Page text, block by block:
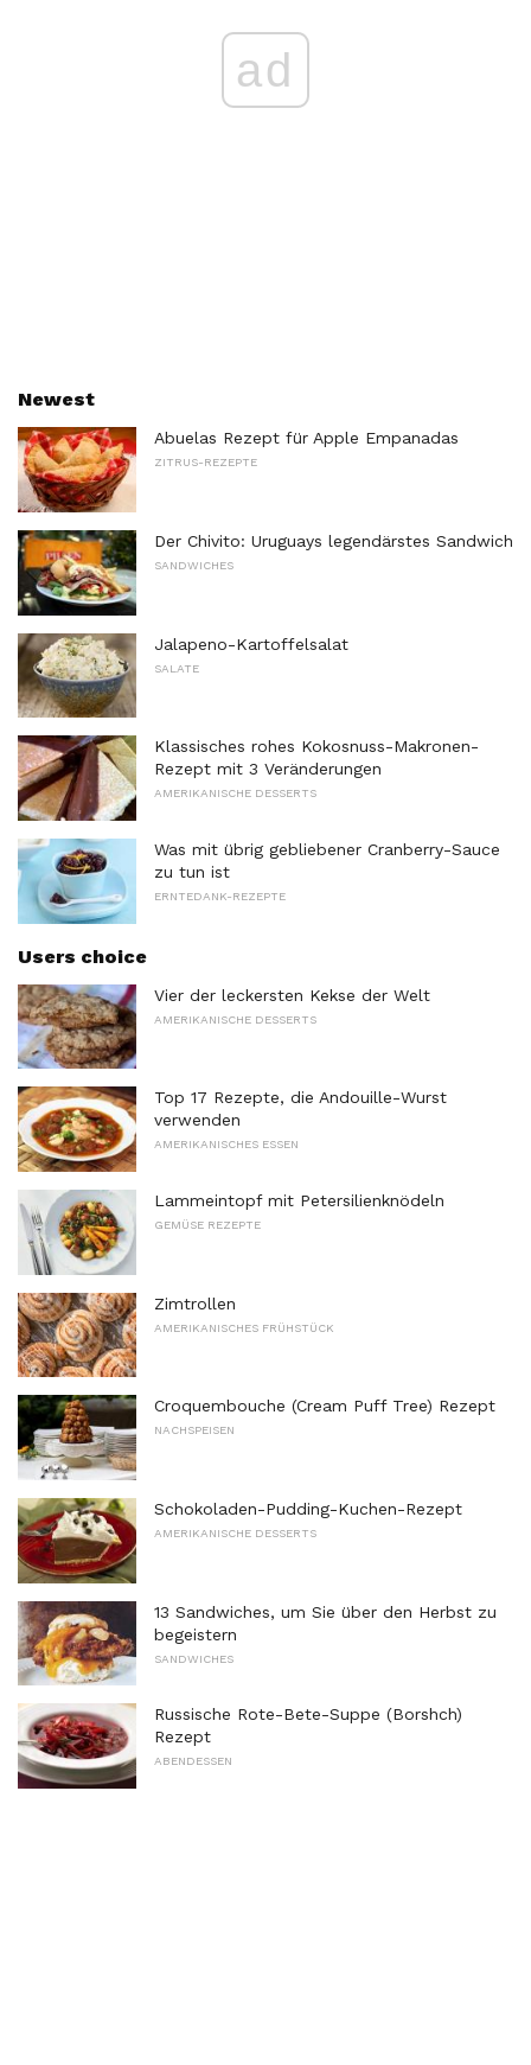
ad
Newest
Abuelas Rezept für Apple Empanadas
ZITRUS-REZEPTE
Der Chivito: Uruguays legendärstes Sandwich
SANDWICHES
Jalapeno-Kartoffelsalat
SALATE
Klassisches rohes Kokosnuss-Makronen-
Rezept mit 3 Veränderungen
AMERIKANISCHE DESSERTS
Was mit übrig gebliebener Cranberry-Sauce
zu tun ist
ERNTEDANK-REZEPTE
Users choice
Vier der leckersten Kekse der Welt
AMERIKANISCHE DESSERTS
Top 17 Rezepte, die Andouille-Wurst
verwenden
AMERIKANISCHES ESSEN
Lammeintopf mit Petersilienknödeln
GEMÜSE REZEPTE
Zimtrollen
AMERIKANISCHES FRÜHSTÜCK
Croquembouche (Cream Puff Tree) Rezept
NACHSPEISEN
Schokoladen-Pudding-Kuchen-Rezept
AMERIKANISCHE DESSERTS
13 Sandwiches, um Sie über den Herbst zu
begeistern
SANDWICHES
Russische Rote-Bete-Suppe (Borshch)
Rezept
ABENDESSEN